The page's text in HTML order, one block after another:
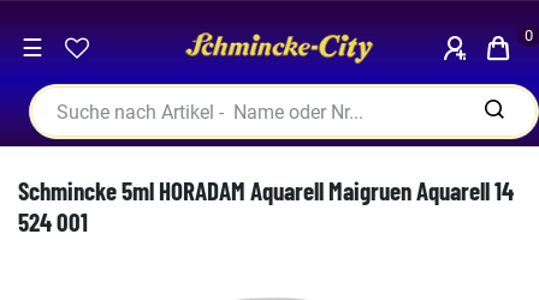
☰ 0
Schmincke 5ml HORADAM Aquarell Maigruen Aquarell 14
524 001